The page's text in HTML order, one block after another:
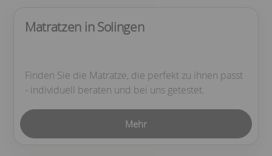
Matratzen in Solingen
Finden Sie die Matratze, die perfekt zu ihnen passt
- individuell beraten und bei uns getestet.
Mehr